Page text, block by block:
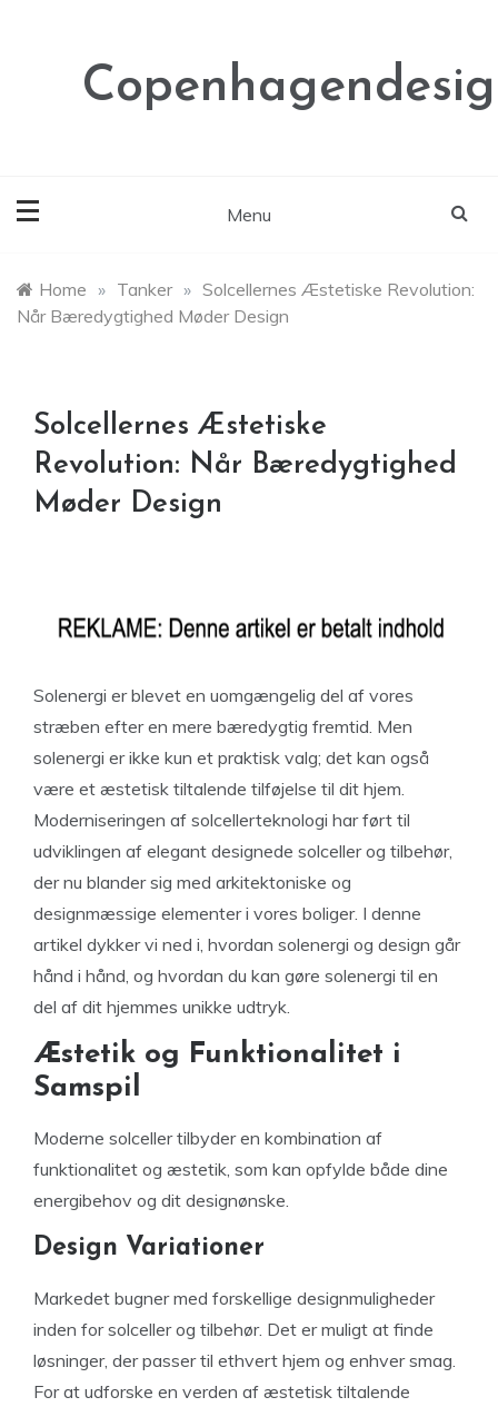
Menu
Home » Tanker » Solcellernes Æstetiske Revolution:
Når Bæredygtighed Møder Design
Solcellernes Æstetiske
Revolution: Når Bæredygtighed
Møder Design
Solenergi er blevet en uomgængelig del af vores
stræben efter en mere bæredygtig fremtid. Men
solenergi er ikke kun et praktisk valg; det kan også
være et æstetisk tiltalende tilføjelse til dit hjem.
Moderniseringen af solcellerteknologi har ført til
udviklingen af elegant designede solceller og tilbehør,
der nu blander sig med arkitektoniske og
designmæssige elementer i vores boliger. I denne
artikel dykker vi ned i, hvordan solenergi og design går
hånd i hånd, og hvordan du kan gøre solenergi til en
del af dit hjemmes unikke udtryk.
Æstetik og Funktionalitet i
Samspil
Moderne solceller tilbyder en kombination af
funktionalitet og æstetik, som kan opfylde både dine
energibehov og dit designønske.
Design Variationer
Markedet bugner med forskellige designmuligheder
inden for solceller og tilbehør. Det er muligt at finde
løsninger, der passer til ethvert hjem og enhver smag.
For at udforske en verden af æstetisk tiltalende